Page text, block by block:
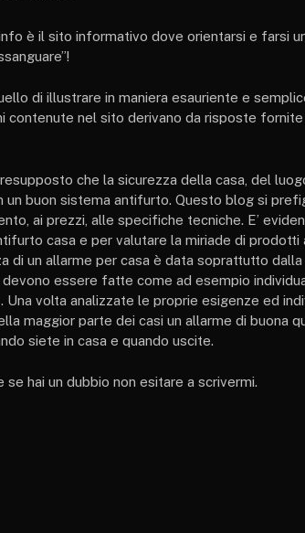
è il sito informativo dove orientarsi e farsi
di illustrare in maniera esauriente e
contenute nel sito derivano da risposte
che la sicurezza della casa, del
un buon sistema antifurto. Questo blog si
ai prezzi, alle specifiche tecniche. E’
casa e per valutare la miriade di
di un allarme per casa è data soprattutto
devono essere fatte come ad esempio
Una volta analizzate le proprie esigenze ed
maggior parte dei casi un allarme di
siete in casa e quando uscite.
se hai un dubbio non esitare a scrivermi.